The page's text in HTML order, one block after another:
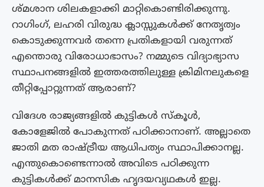
ശ്‌മശാന ശിലകളാക്കി മാറ്റികൊണ്ടിരിക്കുന്നു.
റാഗിംഗ്, ലഹരി വിരുദ്ധ ക്ലാസ്സുകൾക്ക് നേതൃത്വം
കൊടുക്കുന്നവർ തന്നെ പ്രതികളായി വരുന്നത്
എന്തൊരു വിരോധാഭാസം? നമ്മുടെ വിദ്യാഭ്യാസ
സ്ഥാപനങ്ങളിൽ ഇത്തരത്തിലുള്ള ക്രിമിനലുകളെ
തീറ്റിപ്പോറ്റുന്നത് ആരാണ്?
വിദേശ രാജ്യങ്ങളിൽ കുട്ടികൾ സ്‌കൂൾ,
കോളേജിൽ പോകുന്നത് പഠിക്കാനാണ്. അല്ലാതെ
ജാതി മത രാഷ്ട്രീയ ആധിപത്യം സ്ഥാപിക്കാനല്ല.
എന്തുകൊണ്ടെന്നാൽ അവിടെ പഠിക്കുന്ന
കുട്ടികൾക്ക് മാനസിക ഹൃദയവ്യഥകൾ ഇല്ല.